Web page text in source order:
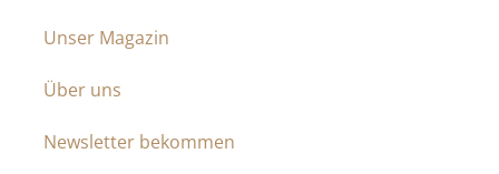
Unser Magazin
Über uns
Newsletter bekommen